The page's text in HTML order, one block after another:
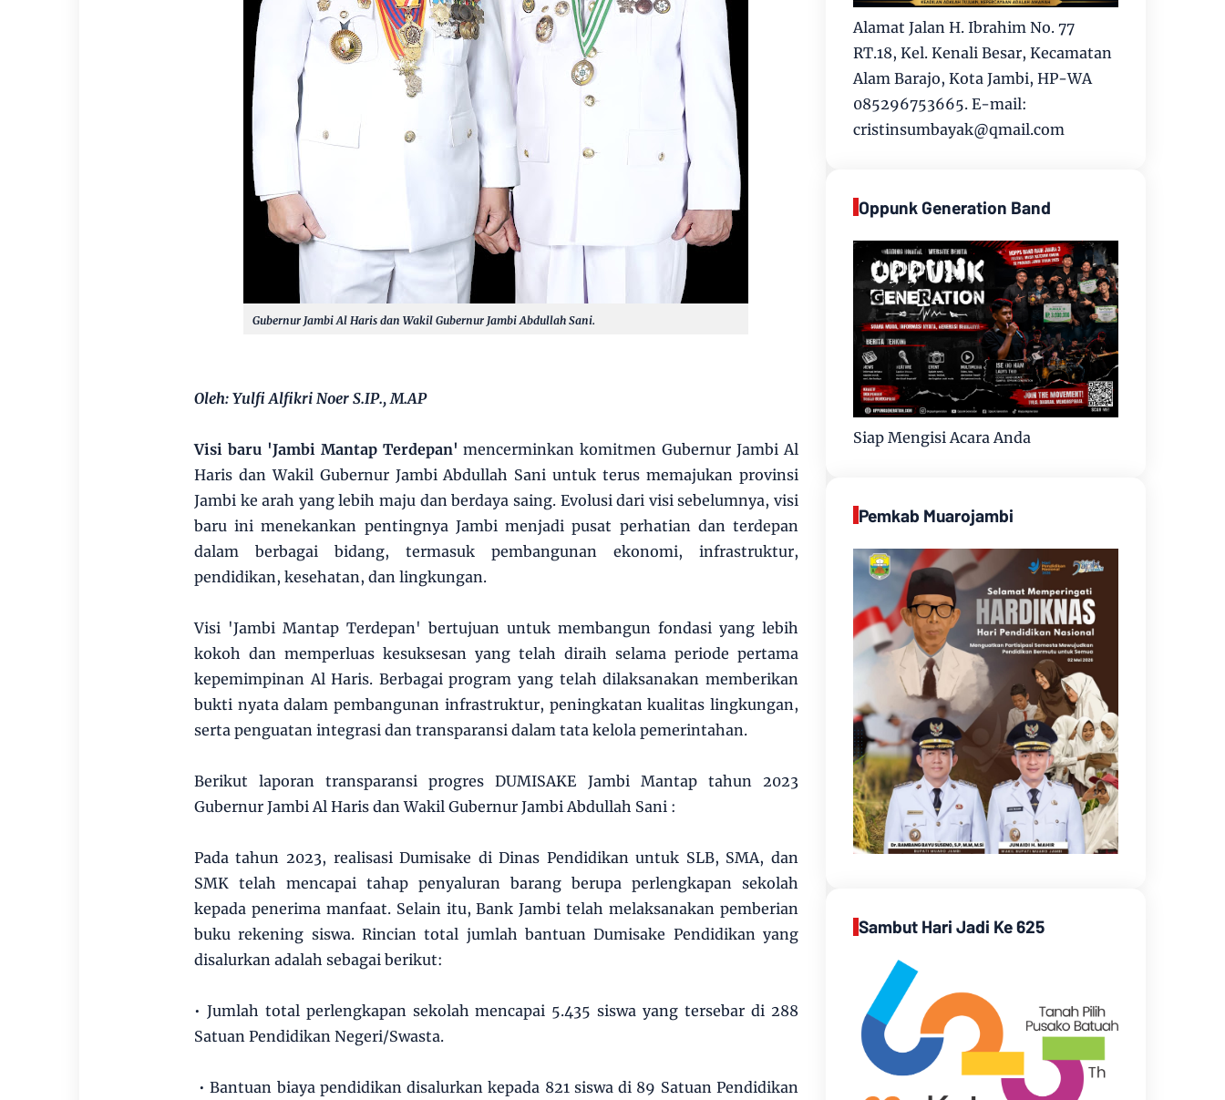
Gubernur Jambi Al Haris dan Wakil Gubernur Jambi Abdullah Sani.
Oleh: Yulfi Alfikri Noer S.IP., M.AP
Visi baru 'Jambi Mantap Terdepan'mencerminkan komitmen Gubernur Jambi Al
Haris dan Wakil Gubernur Jambi Abdullah Sani untuk terus memajukan provinsi
Jambi ke arah yang lebih maju dan berdaya saing. Evolusi dari visi sebelumnya, visi
baru ini menekankan pentingnya Jambi menjadi pusat perhatian dan terdepan
dalam berbagai bidang, termasuk pembangunan ekonomi, infrastruktur,
pendidikan, kesehatan, dan lingkungan.
Visi 'Jambi Mantap Terdepan' bertujuan untuk membangun fondasi yang lebih
kokoh dan memperluas kesuksesan yang telah diraih selama periode pertama
kepemimpinan Al Haris. Berbagai program yang telah dilaksanakan memberikan
bukti nyata dalam pembangunan infrastruktur, peningkatan kualitas lingkungan,
serta penguatan integrasi dan transparansi dalam tata kelola pemerintahan.
Berikut laporan transparansi progres DUMISAKE Jambi Mantap tahun 2023
Gubernur Jambi Al Haris dan Wakil Gubernur Jambi Abdullah Sani :
Pada tahun 2023, realisasi Dumisake di Dinas Pendidikan untuk SLB, SMA, dan
SMK telah mencapai tahap penyaluran barang berupa perlengkapan sekolah
kepada penerima manfaat. Selain itu, Bank Jambi telah melaksanakan pemberian
buku rekening siswa. Rincian total jumlah bantuan Dumisake Pendidikan yang
disalurkan adalah sebagai berikut:
• Jumlah total perlengkapan sekolah mencapai 5.435 siswa yang tersebar di 288
Satuan Pendidikan Negeri/Swasta.
• Bantuan biaya pendidikan disalurkan kepada 821 siswa di 89 Satuan Pendidikan
Alamat Jalan H. Ibrahim No. 77
RT.18, Kel. Kenali Besar, Kecamatan
Alam Barajo, Kota Jambi, HP-WA
085296753665. E-mail:
cristinsumbayak@qmail.com
Oppunk Generation Band
Siap Mengisi Acara Anda
Pemkab Muarojambi
Sambut Hari Jadi Ke 625